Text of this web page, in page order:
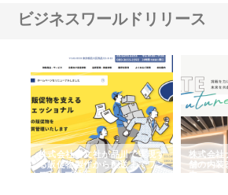
ビジネスワールドリリース
株式会社耕文社が品川で実現す
る販促物製作から配送までワン
ストップ対応
株式会社
舗の内装
由